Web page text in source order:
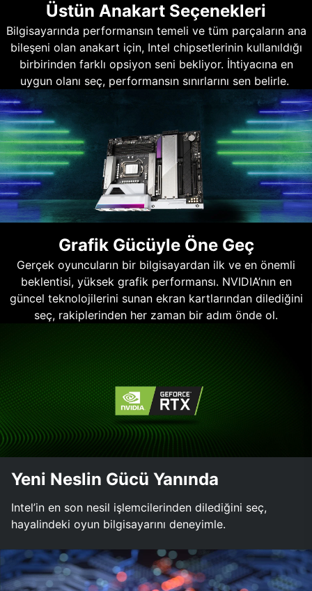
Üstün Anakart Seçenekleri
Bilgisayarında performansın temeli ve tüm parçaların ana
bileşeni olan anakart için, Intel chipsetlerinin kullanıldığı
birbirinden farklı opsiyon seni bekliyor. İhtiyacına en
uygun olanı seç, performansın sınırlarını sen belirle.
Grafik Gücüyle Öne Geç
Gerçek oyuncuların bir bilgisayardan ilk ve en önemli
beklentisi, yüksek grafik performansı. NVIDIA’nın en
güncel teknolojilerini sunan ekran kartlarından dilediğini
seç, rakiplerinden her zaman bir adım önde ol.
Yeni Neslin Gücü Yanında
Intel’in en son nesil işlemcilerinden dilediğini seç,
hayalindeki oyun bilgisayarını deneyimle.